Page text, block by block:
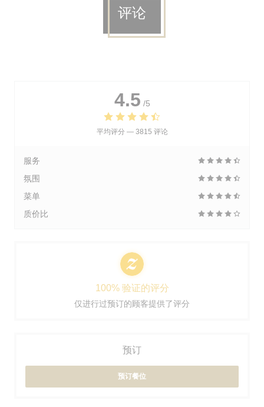
评论
4.5 /5
平均评分 — 3815 评论
服务
氛围
菜单
质价比
100% 验证的评分
仅进行过预订的顾客提供了评分
预订
预订餐位